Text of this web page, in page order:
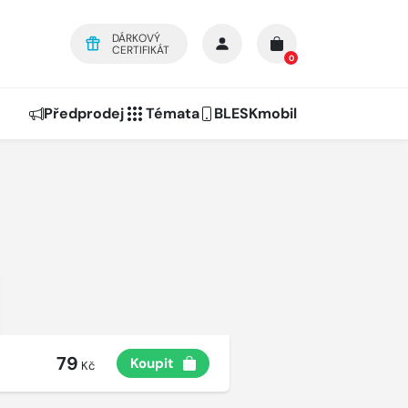
DÁRKOVÝ
CERTIFIKÁT
0
Předprodej Témata BLESKmobil
79 Kč Koupit